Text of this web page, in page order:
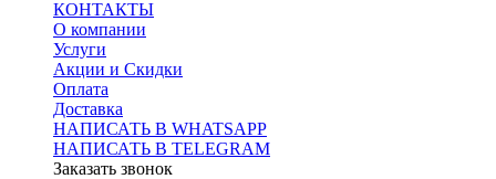
КОНТАКТЫ
О компании
Услуги
Акции и Скидки
Оплата
Доставка
НАПИСАТЬ В WHATSAPP
НАПИСАТЬ В TELEGRAM
Заказать звонок